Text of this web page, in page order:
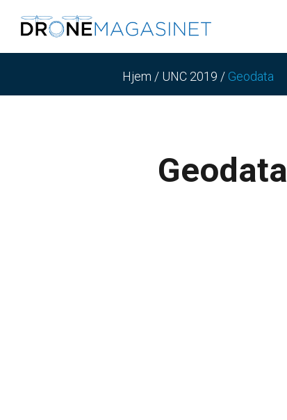
Hjem / UNC 2019 / Geodata
Geodata